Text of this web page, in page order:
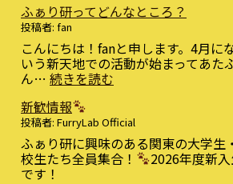
ぁ
研
オ
ー
プ
ン
キ
ャ
ン
パ
ふぁり研ってどんなところ？
投稿者: fan
こんにちは！fanと申します。4月に
いう新天地での活動が始まってあた
ん… 続きを読む
り
研
っ
て
新歓情報
投稿者: FurryLab Official
ふぁり研に興味のある関東の大学生
校生たち全員集合！ 2026年度新
です！